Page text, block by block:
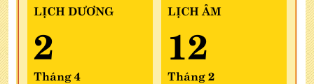
LỊCH DƯƠNG
2
Tháng 4
LỊCH ÂM
12
Tháng 2